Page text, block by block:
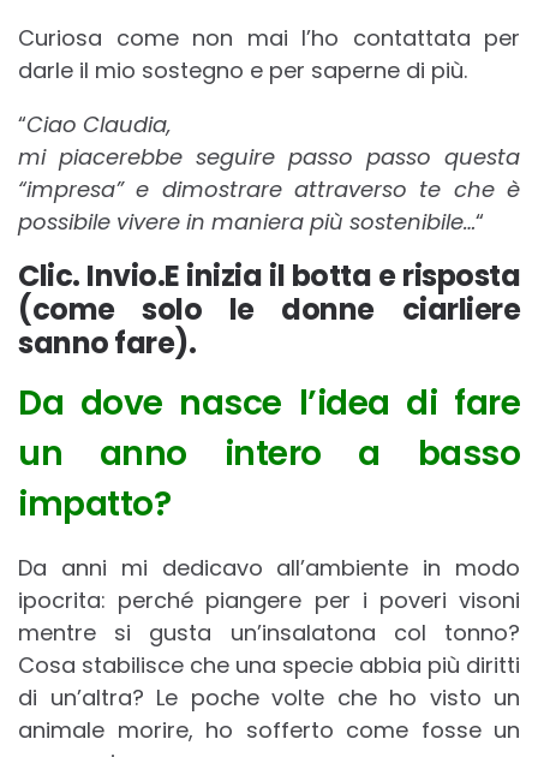
Curiosa come non mai l’ho contattata per
darle il mio sostegno e per saperne di più.
“Ciao Claudia,
mi piacerebbe seguire passo passo questa
“impresa” e dimostrare attraverso te che è
possibile vivere in maniera più sostenibile…“
Clic. Invio.E inizia il botta e risposta
(come solo le donne ciarliere
sanno fare).
Da dove nasce l’idea di fare
un anno intero a basso
impatto?
Da anni mi dedicavo all’ambiente in modo
ipocrita: perché piangere per i poveri visoni
mentre si gusta un’insalatona col tonno?
Cosa stabilisce che una specie abbia più diritti
di un’altra? Le poche volte che ho visto un
animale morire, ho sofferto come fosse un